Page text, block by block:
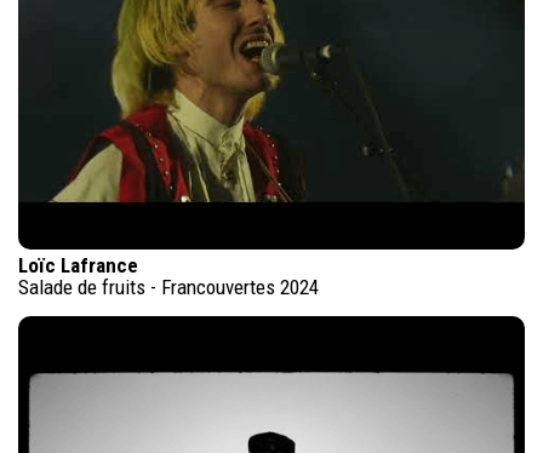
Loïc Lafrance
Salade de fruits - Francouvertes 2024